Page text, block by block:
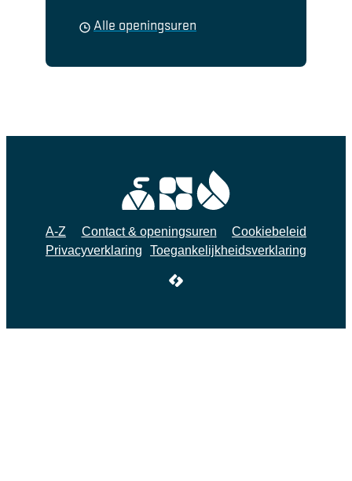
Alle openingsuren
A-Z Contact & openingsuren
Cookiebeleid
Privacyverklaring
Toegankelijkheidsverklaring
LCP nv 2026 ©